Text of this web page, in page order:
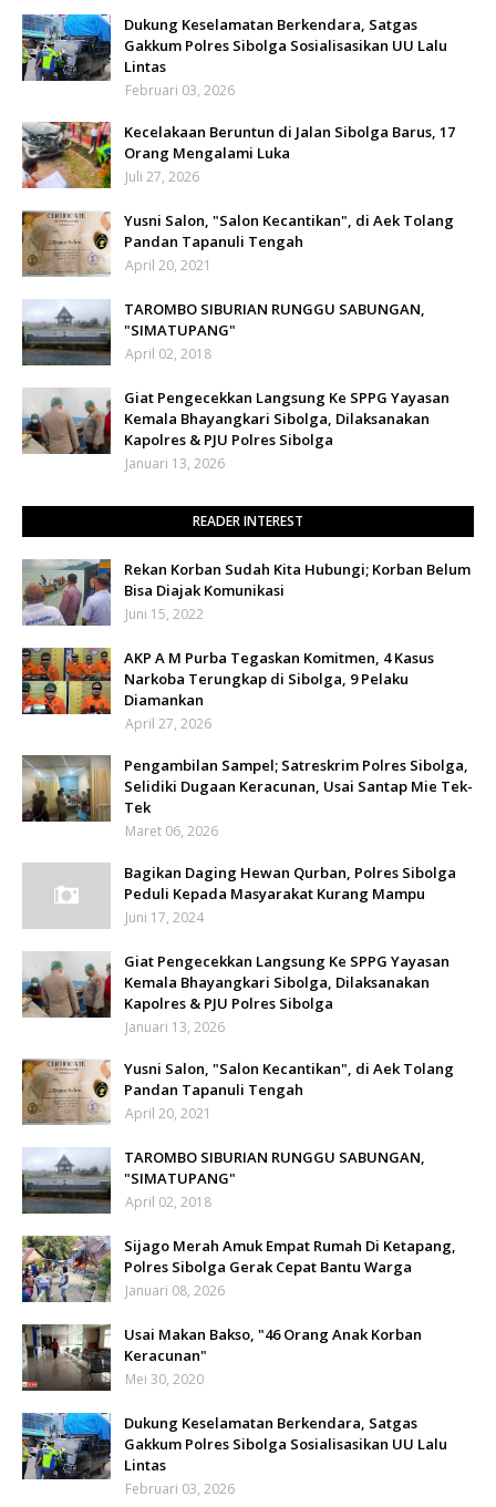
Dukung Keselamatan Berkendara, Satgas
Gakkum Polres Sibolga Sosialisasikan UU Lalu
Lintas
Februari 03, 2026
Kecelakaan Beruntun di Jalan Sibolga Barus, 17
Orang Mengalami Luka
Juli 27, 2026
Yusni Salon, "Salon Kecantikan", di Aek Tolang
Pandan Tapanuli Tengah
April 20, 2021
TAROMBO SIBURIAN RUNGGU SABUNGAN,
"SIMATUPANG"
April 02, 2018
Giat Pengecekkan Langsung Ke SPPG Yayasan
Kemala Bhayangkari Sibolga, Dilaksanakan
Kapolres & PJU Polres Sibolga
Januari 13, 2026
READER INTEREST
Rekan Korban Sudah Kita Hubungi; Korban Belum
Bisa Diajak Komunikasi
Juni 15, 2022
AKP A M Purba Tegaskan Komitmen, 4 Kasus
Narkoba Terungkap di Sibolga, 9 Pelaku
Diamankan
April 27, 2026
Pengambilan Sampel; Satreskrim Polres Sibolga,
Selidiki Dugaan Keracunan, Usai Santap Mie Tek-
Tek
Maret 06, 2026
Bagikan Daging Hewan Qurban, Polres Sibolga
Peduli Kepada Masyarakat Kurang Mampu
Juni 17, 2024
Giat Pengecekkan Langsung Ke SPPG Yayasan
Kemala Bhayangkari Sibolga, Dilaksanakan
Kapolres & PJU Polres Sibolga
Januari 13, 2026
Yusni Salon, "Salon Kecantikan", di Aek Tolang
Pandan Tapanuli Tengah
April 20, 2021
TAROMBO SIBURIAN RUNGGU SABUNGAN,
"SIMATUPANG"
April 02, 2018
Sijago Merah Amuk Empat Rumah Di Ketapang,
Polres Sibolga Gerak Cepat Bantu Warga
Januari 08, 2026
Usai Makan Bakso, "46 Orang Anak Korban
Keracunan"
Mei 30, 2020
Dukung Keselamatan Berkendara, Satgas
Gakkum Polres Sibolga Sosialisasikan UU Lalu
Lintas
Februari 03, 2026